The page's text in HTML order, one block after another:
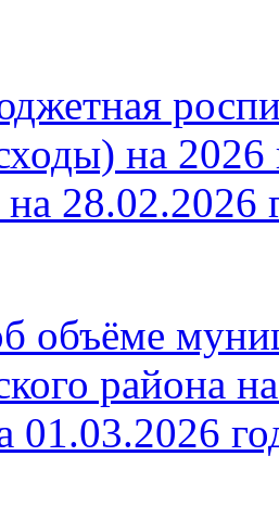
на
28.02.2026
объёме
района
01.03.2026